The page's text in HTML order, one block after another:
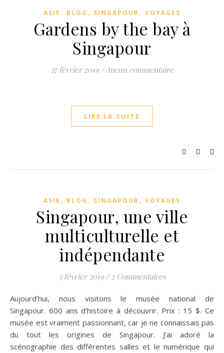
ASIE , BLOG , SINGAPOUR, VOYAGES
Gardens by the bay à
Singapour
27 février 2019 /Aucun commentaire
LIRE LA SUITE
ASIE , BLOG , SINGAPOUR, VOYAGES
Singapour, une ville
multiculturelle et
indépendante
3 février 2019 / 2 Commentaires
Aujourd’hui, nous visitons le musée national de
Singapour. 600 ans d’histoire à découvrir. Prix : 15 $. Ce
musée est vraiment passionnant, car je ne connaissais pas
du tout les origines de Singapour. J’ai adoré la
scénographie des différentes salles et le numérique qui